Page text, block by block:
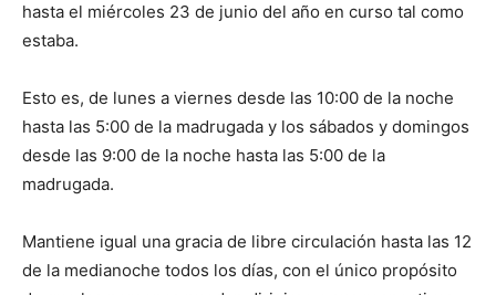
hasta el miércoles 23 de junio del año en curso tal como
estaba.
Esto es, de lunes a viernes desde las 10:00 de la noche
hasta las 5:00 de la madrugada y los sábados y domingos
desde las 9:00 de la noche hasta las 5:00 de la
madrugada.
Mantiene igual una gracia de libre circulación hasta las 12
de la medianoche todos los días, con el único propósito